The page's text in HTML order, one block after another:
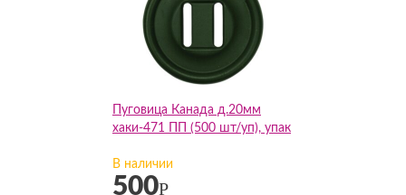
Пуговица Канада д.20мм
хаки-471 ПП (500 шт/уп), упак
В наличии
500Р